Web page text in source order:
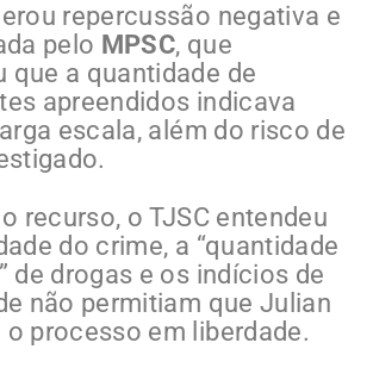
repercussão negativa e
pelo MPSC, que
que a quantidade de
apreendidos indicava
escala, além do risco de
recurso, o TJSC entendeu
do crime, a “quantidade
de drogas e os indícios de
não permitiam que Julian
o processo em liberdade.